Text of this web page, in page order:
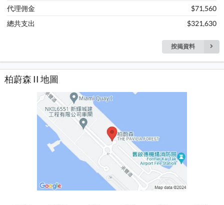
代理佣金
$71,560
總共支出
$321,630
按揭資料
柏蔚森 II 地圖